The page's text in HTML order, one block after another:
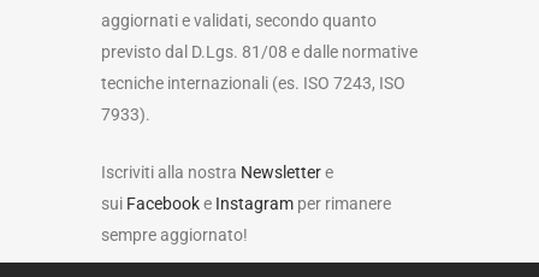
aggiornati e validati, secondo quanto
previsto dal D.Lgs. 81/08 e dalle normative
tecniche internazionali (es. ISO 7243, ISO
7933).
Iscriviti alla nostra Newslettere
sui Facebooke Instagram per rimanere
sempre aggiornato!